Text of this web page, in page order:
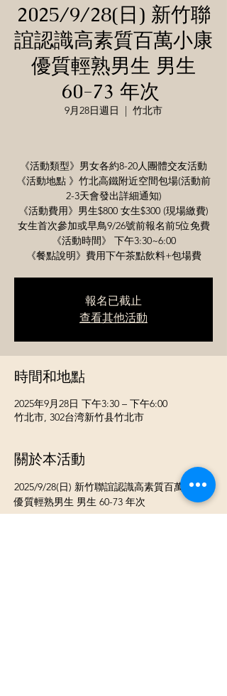
2025/9/28(日) 新竹聯
誼認識高素質百萬小康
優質輕熟男生 男生
60-73 年次
9月28日週日
  |
竹北市
《活動類型》男女各約8-20人團體交友活動
《活動地點 》竹北高鐵附近空間包場(活動前
2-3天會發出詳細通知)
《活動費用》男生$800 女生$300 (現場繳費)
女生首次參加或早鳥9/26號前報名前5位免費
《活動時間》 下午3:30~6:00
《餐點說明》費用下午茶點飲料+包場費
報名已截止
查看其他活動
時間和地點
2025年9月28日 下午3:30 – 下午6:00
竹北市, 302台湾新竹县竹北市
關於本活動
2025/9/28(日) 新竹聯誼認識高素質百萬小康
優質輕熟男生 男生 60-73 年次